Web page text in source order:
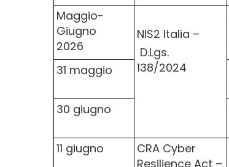
Maggio-
Giugno
2026
NIS2 Italia –
D.Lgs.
138/2024
31 maggio
30 giugno
11 giugno
CRA Cyber
Resilience Act –